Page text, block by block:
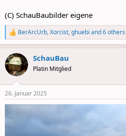
(C) SchauBaubilder eigene
R
e
a
c
t
i
s
:
BerArcUrb,Xorcist,ghuebi and 6 others
SchauBau
Platin Mitglied
26. Januar 2025